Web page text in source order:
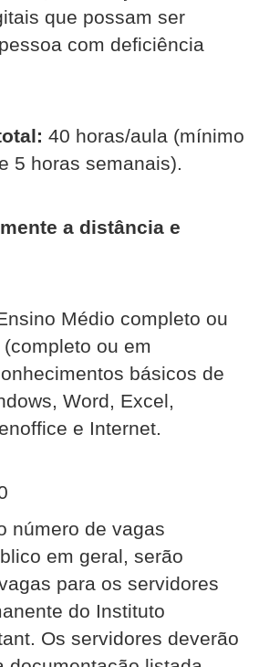
que possam ser
com deficiência
40 horas/aula (mínimo
5 horas semanais).
a distância e
Médio completo ou
ou em
básicos de
Word, Excel,
e Internet.
número de vagas
em geral, serão
para os servidores
do Instituto
Os servidores deverão